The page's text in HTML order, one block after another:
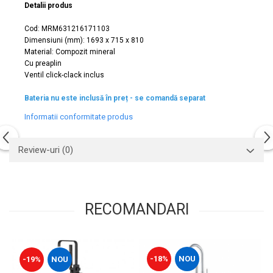
Capace bideuri
Detalii produs
Cod: MRM631216171103
Dimensiuni (mm): 1693 x 715 x 810
Material: Compozit mineral
Cu preaplin
Ventil click-clack inclus
Bateria nu este inclusă în preț - se comandă separat
Informatii conformitate produs
Review-uri (0)
RECOMANDARI
-19% NOU -18% NOU